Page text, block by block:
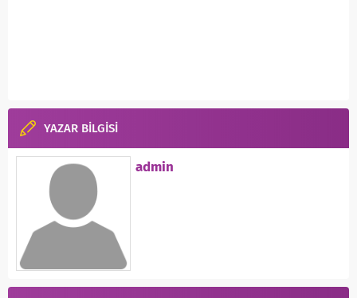
YAZAR BİLGİSİ
admin